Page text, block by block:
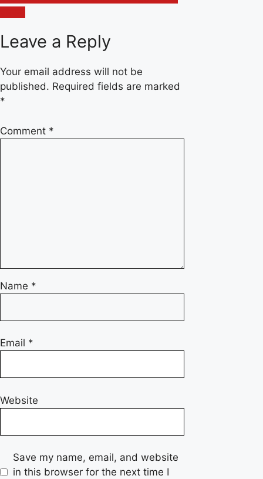
Leave a Reply
Your email address will not be
published. Required fields are marked
*
Comment *
Name *
Email *
Website
Save my name, email, and website
in this browser for the next time I